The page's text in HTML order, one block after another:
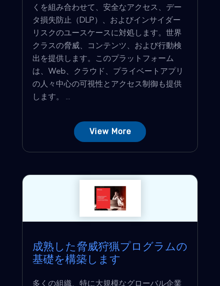
くを組み合わせて、安全なアクセス、デー
タ損失防止（DLP）、およびインサイダー
リスクのユースケースに対処します。世界
クラスの脅威、コンテンツ、および行動検
出を提供します。このプラットフォーム
は、Web、クラウド、プライベートアプリ
の人々中心の可視性とアクセス制御も提供
します。 ...
View More
成熟した脅威狩猟プログラムの
基礎を構築します
多くの組織、特に大規模なグローバル企業